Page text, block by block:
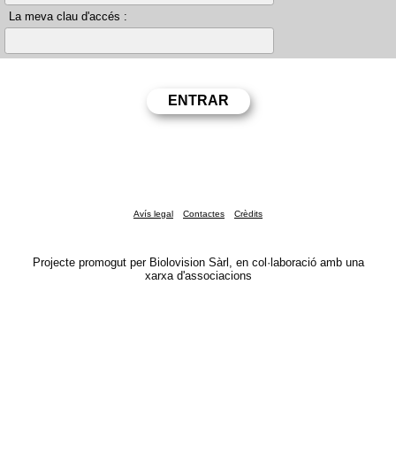
La meva clau d'accés :
Avís legal Contactes Crèdits
Projecte promogut per Biolovision Sàrl, en col·laboració amb una
xarxa d'associacions